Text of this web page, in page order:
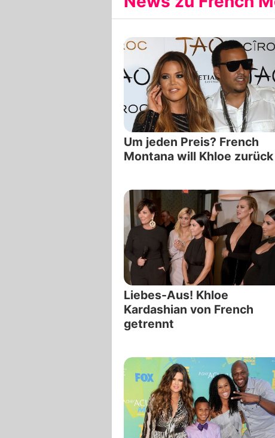
Um jeden Preis? French
Montana will Khloe zurück
Liebes-Aus! Khloe
Kardashian von French
getrennt